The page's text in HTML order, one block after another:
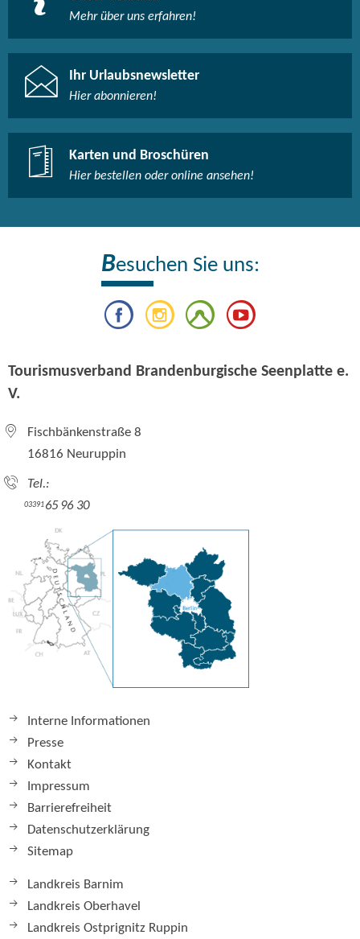
Mehr über uns erfahren!
Ihr Urlaubsnewsletter
Hier abonnieren!
Karten und Broschüren
Hier bestellen oder online ansehen!
Besuchen Sie uns:
Tourismusverband Brandenburgische Seenplatte e.
V.
Fischbänkenstraße 8
16816 Neuruppin
Tel.:
0339165 96 30
Interne Informationen
Presse
Kontakt
Impressum
Barrierefreiheit
Datenschutzerklärung
Sitemap
Landkreis Barnim
Landkreis Oberhavel
Landkreis Ostprignitz Ruppin